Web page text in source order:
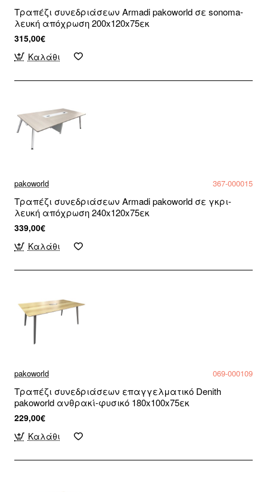
Τραπέζι συνεδριάσεων Armadi pakoworld σε sonoma-
λευκή απόχρωση 200x120x75εκ
315,00€
Καλάθι
pakoworld 367-000015
Τραπέζι συνεδριάσεων Armadi pakoworld σε γκρι-
λευκή απόχρωση 240x120x75εκ
339,00€
Καλάθι
pakoworld 069-000109
Τραπέζι συνεδριάσεων επαγγελματικό Denith
pakoworld ανθρακί-φυσικό 180x100x75εκ
229,00€
Καλάθι